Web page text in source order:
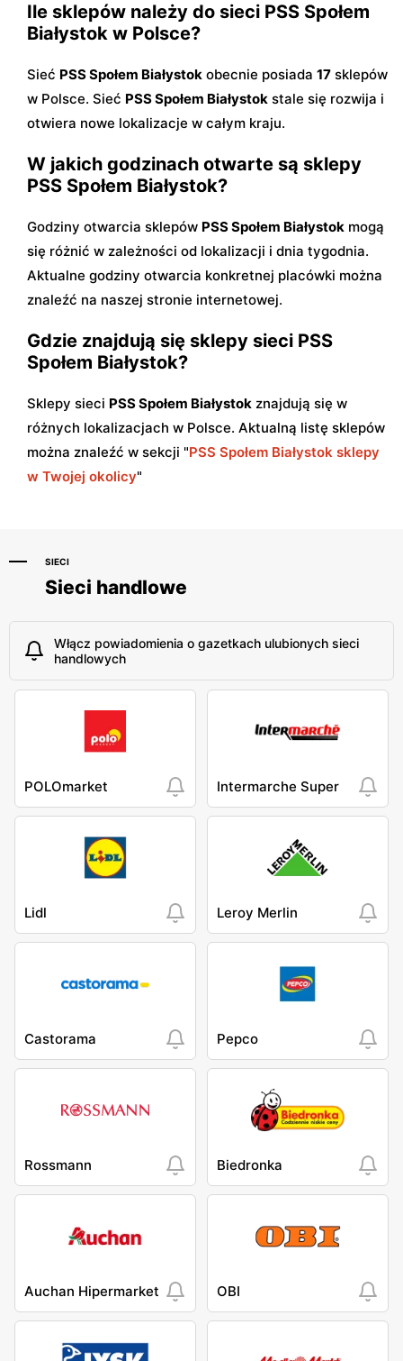
Ile sklepów należy do sieci PSS Społem
Białystok w Polsce?
Sieć PSS Społem Białystok obecnie posiada 17 sklepów
w Polsce. Sieć PSS Społem Białystok stale się rozwija i
otwiera nowe lokalizacje w całym kraju.
W jakich godzinach otwarte są sklepy
PSS Społem Białystok?
Godziny otwarcia sklepów PSS Społem Białystok mogą
się różnić w zależności od lokalizacji i dnia tygodnia.
Aktualne godziny otwarcia konkretnej placówki można
znaleźć na naszej stronie internetowej.
Gdzie znajdują się sklepy sieci PSS
Społem Białystok?
Sklepy sieci PSS Społem Białystok znajdują się w
różnych lokalizacjach w Polsce. Aktualną listę sklepów
można znaleźć w sekcji "PSS Społem Białystok sklepy
w Twojej okolicy"
SIECI
Sieci handlowe
Włącz powiadomienia o gazetkach ulubionych sieci
handlowych
POLOmarket Intermarche Super
Lidl Leroy Merlin
Castorama Pepco
Rossmann Biedronka
Auchan Hipermarket OBI